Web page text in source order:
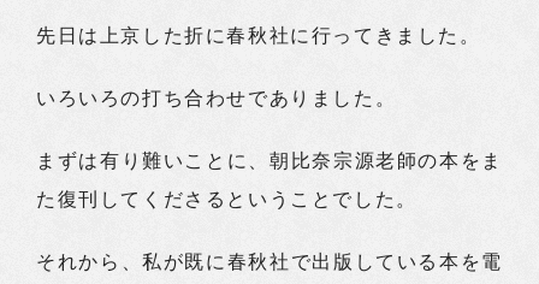
先日は上京した折に春秋社に行ってきました。
いろいろの打ち合わせでありました。
まずは有り難いことに、朝比奈宗源老師の本をま
た復刊してくださるということでした。
それから、私が既に春秋社で出版している本を電